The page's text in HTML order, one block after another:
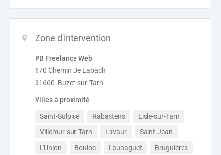
Zone d'intervention
PB Freelance Web
670 Chemin De Labach
31660 Buzet-sur-Tarn
Villes à proximité
Saint-Sulpice Rabastens
Lisle-sur-Tarn
Villemur-sur-Tarn
Lavaur
Saint-Jean
L'Union
Bouloc Launaguet
Bruguières